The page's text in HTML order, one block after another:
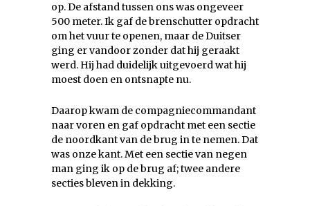
op. De afstand tussen ons was ongeveer
500 meter. Ik gaf de brenschutter opdracht
om het vuur te openen, maar de Duitser
ging er vandoor zonder dat hij geraakt
werd. Hij had duidelijk uitgevoerd wat hij
moest doen en ontsnapte nu.
Daarop kwam de compagniecommandant
naar voren en gaf opdracht met een sectie
de noordkant van de brug in te nemen. Dat
was onze kant. Met een sectie van negen
man ging ik op de brug af; twee andere
secties bleven in dekking.